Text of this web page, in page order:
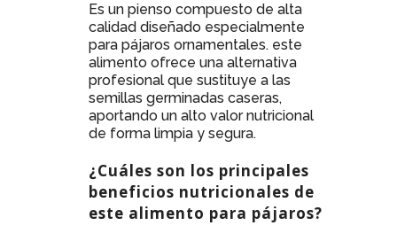
Es un pienso compuesto de alta
calidad diseñado especialmente
para pájaros ornamentales. este
alimento ofrece una alternativa
profesional que sustituye a las
semillas germinadas caseras,
aportando un alto valor nutricional
de forma limpia y segura.
¿Cuáles son los principales
beneficios nutricionales de
este alimento para pájaros?